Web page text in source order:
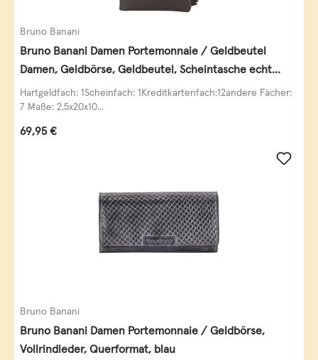
Bruno Banani
Bruno Banani Damen Portemonnaie / Geldbeutel
Damen, Geldbörse, Geldbeutel, Scheintasche echt
Leder
Hartgeldfach: 1Scheinfach: 1Kreditkartenfach:12andere Fächer:
7 Maße: 2,5x20x10...
Regulärer Preis:
69,95 €
Bruno Banani
Bruno Banani Damen Portemonnaie / Geldbörse,
Vollrindleder, Querformat, blau